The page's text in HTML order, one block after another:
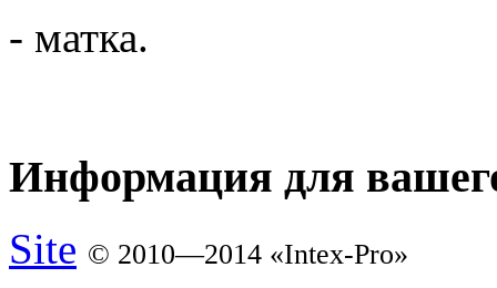
- матка.
Информация для
Site © 2010—2014 «Intex-Pro»